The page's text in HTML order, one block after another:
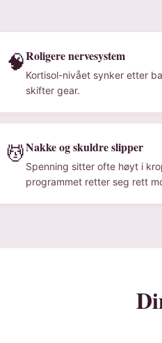
🧠Roligere nervesystem
Kortisol-nivået synker etter
skifter gear.
💆Nakke og skuldre slipper
Spenning sitter ofte høyt i
programmet retter seg rett